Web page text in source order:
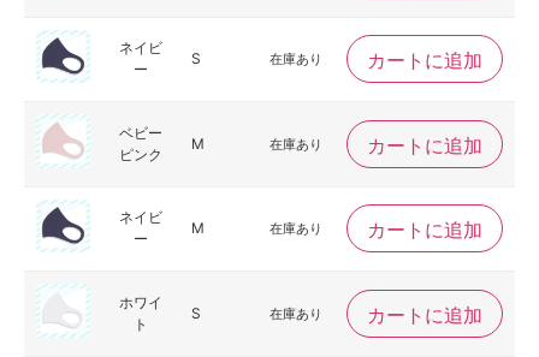
ネイビ
ー
S 在庫あり カートに追加
ベビー
ピンク
M 在庫あり カートに追加
ネイビ
ー
M 在庫あり カートに追加
ホワイ
ト
S 在庫あり カートに追加